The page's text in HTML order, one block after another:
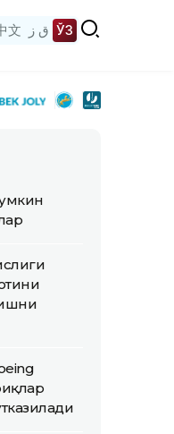
文 ق ز ЎЗ